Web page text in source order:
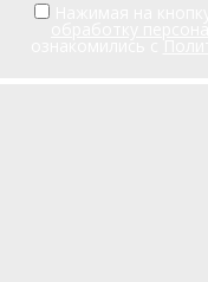
Нажимая на